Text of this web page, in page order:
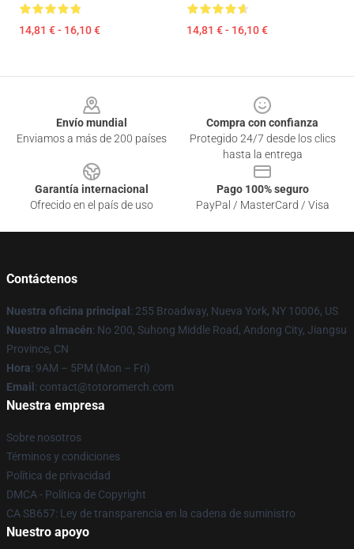
14,81 € - 16,10 € 14,81 € - 16,10 €
Envío mundial
Enviamos a más de 200 países
Compra con confianza
Protegido 24/7 desde los clics
hasta la entrega
Garantía internacional
Ofrecido en el país de uso
Pago 100% seguro
PayPal / MasterCard / Visa
Contáctenos
Nuestra oficina principal : 255 Broadway, Nueva York, NY 10006, US
Nuestro almacén: No 200, Suhong Middle Road, Andong City, Jiangsu
Province, CN
Hora: 9AM – 5PM (Mon – Fri)
Email : contact@totoromerch.com
Nuestra empresa
Sobre nosotros
Términos y condiciones
Política de privacidad
DMCA - Política de Copyright
CA SB657: Ley de transparencia en la cadena de suministro
Nuestro apoyo